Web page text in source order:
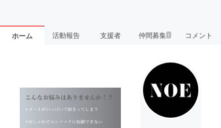
ホーム 活動報告 支援者 仲間募集 1 コメント